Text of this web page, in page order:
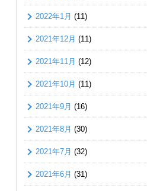
2022年1月 (11)
2021年12月 (11)
2021年11月 (12)
2021年10月 (11)
2021年9月 (16)
2021年8月 (30)
2021年7月 (32)
2021年6月 (31)